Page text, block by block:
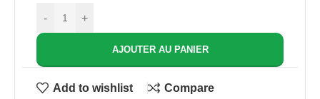
- +
AJOUTER AU PANIER
Add to wishlist Compare